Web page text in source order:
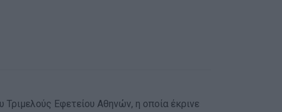
Εφετείου Αθηνών, η οποία έκρινε